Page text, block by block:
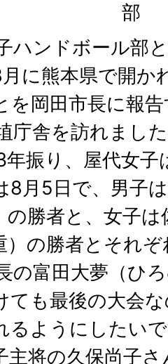
部
ハンドボール部
に熊本県で開か
を岡田市長に報
庁舎を訪れまし
振り、屋代女子
8月5日で、男子
の勝者と、女子
）の勝者とそれ
の富田大夢（ひ
ても最後の大会
るようにしたい
主将の久保尚子